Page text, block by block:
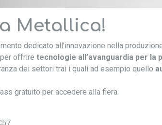
Metallica!
dedicato all’innovazione nella
offrire tecnologie all’avanguardia per la
dei settori trai i quali ad esempio quello
gratuito per accedere alla fiera.